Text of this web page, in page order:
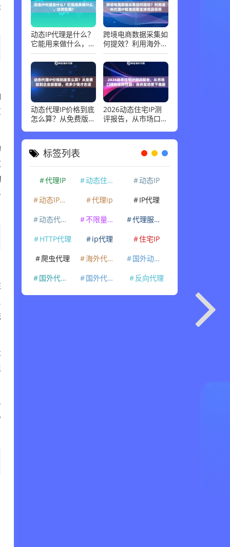
动态IP代理是什么？
它能用来做什么，优
势在哪？
跨境电商数据采集如
何提效？利用海外代
理IP精准获取全球竞
品信息
动态代理IP价格到底
怎么算？从免费版到
钱才合适
2026动态住宅IP测
评报告，从市场口碑
场景下谁最稳
标签列表
代理IP 动态住宅IP
动态IP
动态IP代理
代理ip
IP代理
动态代理IP
不限量代理IP
代理服务器
HTTP代理
ip代理
住宅IP
爬虫代理
海外代理ip
国外动态IP
国外代理IP
国外代理ip 反向代理